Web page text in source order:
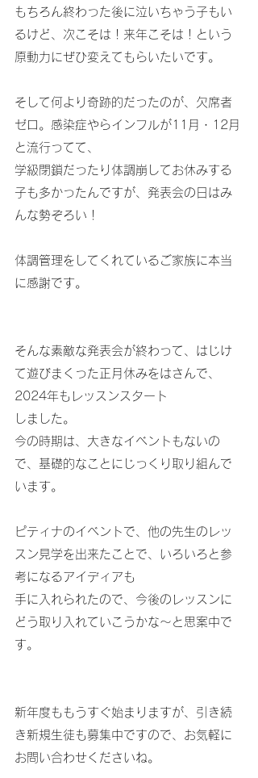
もちろん終わった後に泣いちゃう子もい
るけど、次こそは！来年こそは！という
原動力にぜひ変えてもらいたいです。
そして何より奇跡的だったのが、欠席者
ゼロ。感染症やらインフルが11月・12月
と流行ってて、
学級閉鎖だったり体調崩してお休みする
子も多かったんですが、発表会の日はみ
んな勢ぞろい！
体調管理をしてくれているご家族に本当
に感謝です。
そんな素敵な発表会が終わって、はじけ
て遊びまくった正月休みをはさんで、
2024年もレッスンスタート
しました。
今の時期は、大きなイベントもないの
で、基礎的なことにじっくり取り組んで
います。
ピティナのイベントで、他の先生のレッ
スン見学を出来たことで、いろいろと参
考になるアイディアも
手に入れられたので、今後のレッスンに
どう取り入れていこうかな～と思案中で
す。
新年度ももうすぐ始まりますが、引き続
き新規生徒も募集中ですので、お気軽に
お問い合わせくださいね。